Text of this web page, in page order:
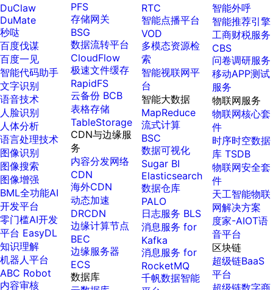
热门产
品
人工智
能热销
榜
新购1
元，AI
能力引
擎量包
低至75
折
大模型
增值服
务上新
工信部
教考中
心大模
型证书6
折
高8万元
进阶，
观看
企业首
购SSL
证书5折
国内短
信套餐
包
企业首
购限时
0.99元
起
先进、高效的文档解析模型，专为文档元素识别设计 原生视觉语言模型，具备强大的代码生成与智能体能力，对于各类智能体场景具有良好的泛化性
MCP
及
Agent
开发
MCP组件
聚合优质工具与MCP服务
百度搜索
25年搜索沉淀，权威高质多模态信源
百度百科
超3000万全行业词条，800万用户共吸纳
智能生成PPT
智能大纲汇总，文库资源沉淀
精选Agent
官方能力直达，快速体验AI方案
全能AI助手
内置多种AI助手常见能力，深入理解用户意图，智能调度多种MCP工具
深度研究Agent
实时整合文本、图像、PDF等多模态数据，生成高质量结构化报告
百度AI搜索
可结合全网实时信息进行智能问答，能力丰富强大
Agent开发工具链
丰富的Agent开发工具、一站式创建
工作流Agent
模型开
百度千帆·大模型服务及Agent开发平台
以Agent为核心的一站式企业级大模型服务平台
百度胜算·数据智能平台
基于业务本体驱动的企业数据智能平台
零门槛AI开发平台EasyDL
零算法基础定制高精度AI模型
全功能AI开发平台BML
提供一站式AI开发、训练及推理环境，
管理运维
应用产品
智能应用 行业应用
视频云平台 企业服务
地图服务
为用户访问公网提供IP地址和公网带宽，增加用户使用弹性
文字识别
覆盖多种场景、多种语言的高精度整图文字检测和识别服务
图像增强
去雾增强放大，重建高清无损图像
大模型声音复刻
基于大模型zero-shot技术，随时随地录制数秒音频
百度一见视觉智能体平台
云边协同、自主进化的视觉智能体平台
秒哒
无代码应用搭建平台
RedClaw
万能AI助手，让想法直接发生
图像识别
ARM云
分析决策
生活休闲
公司服务
人工智能
API商城
智慧水务
DuClaw
DuMate
秒哒
百度伐谋
百度一见
智能代码助手
文字识别
语音技术
人脸识别
人体分析
语言处理技术
图像识别
图像搜索
图像增强
BML全功能AI
开发平台
零门槛AI开发
平台 EasyDL
知识理解
机器人平台
ABC Robot
内容审核
PFS
存储网关
BSG
数据流转平台
CloudFlow
极速文件缓存
RapidFS
云备份 BCB
表格存储
TableStorage
CDN与边缘服
务
内容分发网络
CDN
海外CDN
动态加速
DRCDN
边缘计算节点
BEC
边缘服务器
ECS
数据库
RTC
智能点播平台
VOD
多模态资源检
索
智能视联网平
台
智能大数据
MapReduce
流式计算
BSC
数据可视化
Sugar BI
Elasticsearch
数据仓库
PALO
日志服务 BLS
消息服务 for
Kafka
消息服务 for
RocketMQ
千帆数据智能
智能外呼
智能推荐引擎
工商财税服务
CBS
问卷调研服务
移动APP测试
服务
物联网服务
物联网核心套
件
时序时空数据
库 TSDB
物联网安全套
件
天工智能物联
网解决方案
度家-AIOT语
音平台
区块链
超级链BaaS
平台
超级链数字商